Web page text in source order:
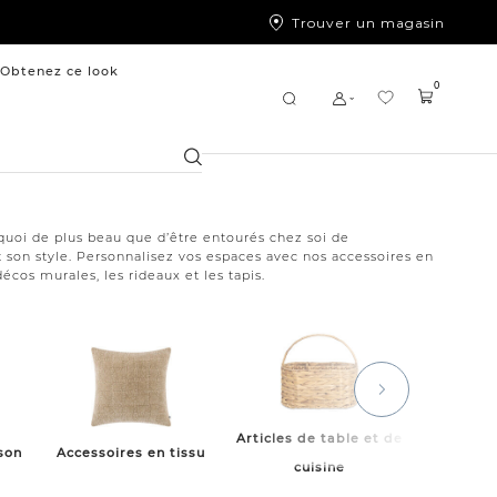
Trouver un magasin
Obtenez ce look
Chercher
0
de plus beau que d’être entourés chez soi de
style. Personnalisez vos espaces avec nos accessoires en
murales, les rideaux et les tapis.
Accessoires en tissu
Articles de table et de
cuisine